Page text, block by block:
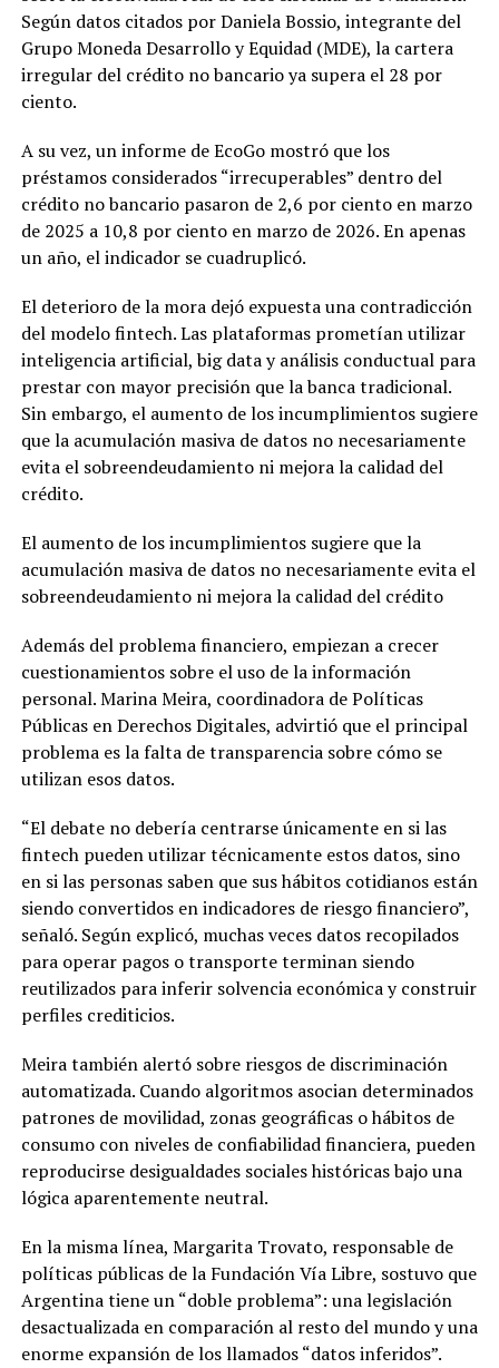
Según datos citados por Daniela Bossio, integrante del
Grupo Moneda Desarrollo y Equidad (MDE), la cartera
irregular del crédito no bancario ya supera el 28 por
ciento.
A su vez, un informe de EcoGo mostró que los
préstamos considerados “irrecuperables” dentro del
crédito no bancario pasaron de 2,6 por ciento en marzo
de 2025 a 10,8 por ciento en marzo de 2026. En apenas
un año, el indicador se cuadruplicó.
El deterioro de la mora dejó expuesta una contradicción
del modelo fintech. Las plataformas prometían utilizar
inteligencia artificial, big data y análisis conductual para
prestar con mayor precisión que la banca tradicional.
Sin embargo, el aumento de los incumplimientos sugiere
que la acumulación masiva de datos no necesariamente
evita el sobreendeudamiento ni mejora la calidad del
crédito.
El aumento de los incumplimientos sugiere que la
acumulación masiva de datos no necesariamente evita el
sobreendeudamiento ni mejora la calidad del crédito
Además del problema financiero, empiezan a crecer
cuestionamientos sobre el uso de la información
personal. Marina Meira, coordinadora de Políticas
Públicas en Derechos Digitales, advirtió que el principal
problema es la falta de transparencia sobre cómo se
utilizan esos datos.
“El debate no debería centrarse únicamente en si las
fintech pueden utilizar técnicamente estos datos, sino
en si las personas saben que sus hábitos cotidianos están
siendo convertidos en indicadores de riesgo financiero”,
señaló. Según explicó, muchas veces datos recopilados
para operar pagos o transporte terminan siendo
reutilizados para inferir solvencia económica y construir
perfiles crediticios.
Meira también alertó sobre riesgos de discriminación
automatizada. Cuando algoritmos asocian determinados
patrones de movilidad, zonas geográficas o hábitos de
consumo con niveles de confiabilidad financiera, pueden
reproducirse desigualdades sociales históricas bajo una
lógica aparentemente neutral.
En la misma línea, Margarita Trovato, responsable de
políticas públicas de la Fundación Vía Libre, sostuvo que
Argentina tiene un “doble problema”: una legislación
desactualizada en comparación al resto del mundo y una
enorme expansión de los llamados “datos inferidos”.